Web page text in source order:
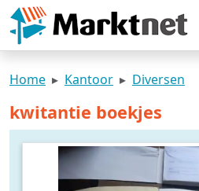
Home Kantoor Diversen
kwitantie boekjes